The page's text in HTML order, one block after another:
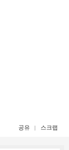
공유 스크랩